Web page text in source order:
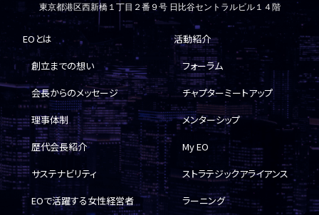
東京都港区西新橋１丁目２番９号 日比谷セントラルビル１４階
EOとは
創立までの想い
会長からのメッセージ
理事体制
歴代会長紹介
サステナビリティ
EOで活躍する女性経営者
活動紹介
フォーラム
チャプターミートアップ
メンターシップ
My EO
ストラテジックアライアンス
ラーニング